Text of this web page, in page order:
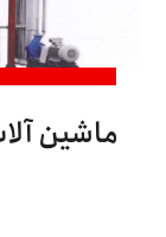
ماشین